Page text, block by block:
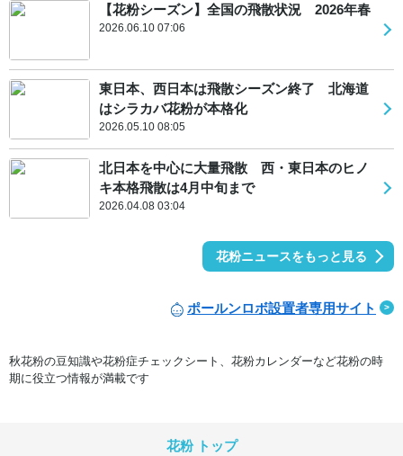
【花粉シーズン】全国の飛散状況 2026年春
2026.06.10 07:06
東日本、西日本は飛散シーズン終了 北海道
はシラカバ花粉が本格化
2026.05.10 08:05
北日本を中心に大量飛散 西・東日本のヒノ
キ本格飛散は4月中旬まで
2026.04.08 03:04
花粉ニュースをもっと見る
ポールンロボ設置者専用サイト
秋花粉の豆知識や花粉症チェックシート、花粉カレンダーなど花粉の時
期に役立つ情報が満載です
花粉 トップ